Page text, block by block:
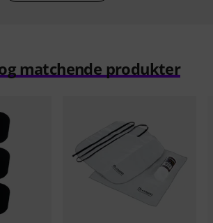
matchende produkter